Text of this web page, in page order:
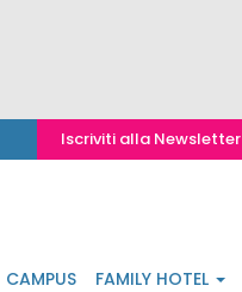
Iscriviti alla Newsletter
CAMPUS FAMILY HOTEL